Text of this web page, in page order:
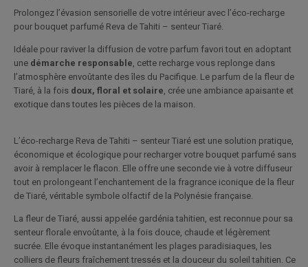
Prolongez l’évasion sensorielle de votre intérieur avec l’éco-recharge
pour bouquet parfumé Reva de Tahiti – senteur Tiaré.
Idéale pour raviver la diffusion de votre parfum favori tout en adoptant
une démarche responsable , cette recharge vous replonge dans
l’atmosphère envoûtante des îles du Pacifique. Le parfum de la fleur de
Tiaré, à la fois doux, floral et solaire , crée une ambiance apaisante et
exotique dans toutes les pièces de la maison.
L’éco-recharge Reva de Tahiti – senteur Tiaré est une solution pratique,
économique et écologique pour recharger votre bouquet parfumé sans
avoir à remplacer le flacon. Elle offre une seconde vie à votre diffuseur
tout en prolongeant l’enchantement de la fragrance iconique de la fleur
de Tiaré, véritable symbole olfactif de la Polynésie française.
La fleur de Tiaré, aussi appelée gardénia tahitien, est reconnue pour sa
senteur florale envoûtante, à la fois douce, chaude et légèrement
sucrée. Elle évoque instantanément les plages paradisiaques, les
colliers de fleurs fraîchement tressés et la douceur du soleil tahitien. Ce